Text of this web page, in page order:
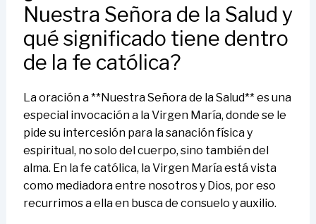
Nuestra Señora de la Salud y
qué significado tiene dentro
de la fe católica?
La oración a **Nuestra Señora de la Salud** es una
especial invocación a la Virgen María, donde se le
pide su intercesión para la sanación física y
espiritual, no solo del cuerpo, sino también del
alma. En la fe católica, la Virgen María está vista
como mediadora entre nosotros y Dios, por eso
recurrimos a ella en busca de consuelo y auxilio.